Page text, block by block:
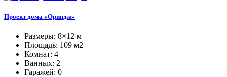
Проект дома «Ориндж»
Размеры: 8×12 м
Площадь: 109 м2
Комнат: 4
Ванных: 2
Гаражей: 0